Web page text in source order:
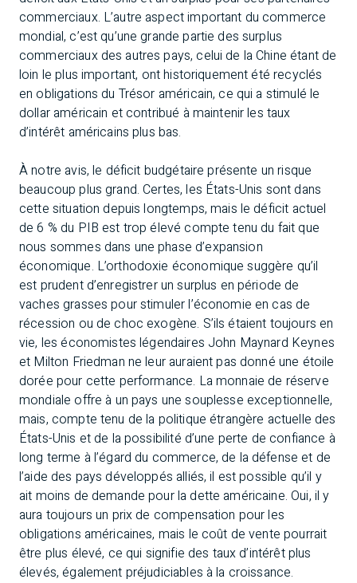
commerciaux. L’autre aspect important du commerce
mondial, c’est qu’une grande partie des surplus
commerciaux des autres pays, celui de la Chine étant de
loin le plus important, ont historiquement été recyclés
en obligations du Trésor américain, ce qui a stimulé le
dollar américain et contribué à maintenir les taux
d’intérêt américains plus bas.
À notre avis, le déficit budgétaire présente un risque
beaucoup plus grand. Certes, les États-Unis sont dans
cette situation depuis longtemps, mais le déficit actuel
de 6 % du PIB est trop élevé compte tenu du fait que
nous sommes dans une phase d’expansion
économique. L’orthodoxie économique suggère qu’il
est prudent d’enregistrer un surplus en période de
vaches grasses pour stimuler l’économie en cas de
récession ou de choc exogène. S’ils étaient toujours en
vie, les économistes légendaires John Maynard Keynes
et Milton Friedman ne leur auraient pas donné une étoile
dorée pour cette performance. La monnaie de réserve
mondiale offre à un pays une souplesse exceptionnelle,
mais, compte tenu de la politique étrangère actuelle des
États-Unis et de la possibilité d’une perte de confiance à
long terme à l’égard du commerce, de la défense et de
l’aide des pays développés alliés, il est possible qu’il y
ait moins de demande pour la dette américaine. Oui, il y
aura toujours un prix de compensation pour les
obligations américaines, mais le coût de vente pourrait
être plus élevé, ce qui signifie des taux d’intérêt plus
élevés, également préjudiciables à la croissance.